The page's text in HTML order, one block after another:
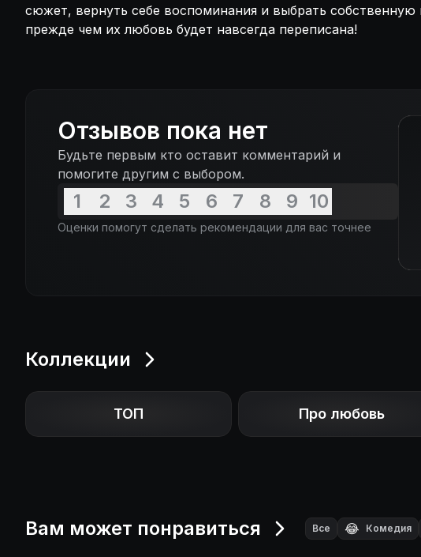
сюжет, вернуть себе воспоминания и выбрать собственную
прежде чем их любовь будет навсегда переписана!
Отзывов пока нет
Будьте первым кто оставит комментарий и
помогите другим с выбором.
1 2 3 4 5 6 7 8 9 10
Оценки помогут сделать рекомендации для вас точнее
Коллекции
ТОП Про любовь
Вам может понравиться Все 😂 Комедия